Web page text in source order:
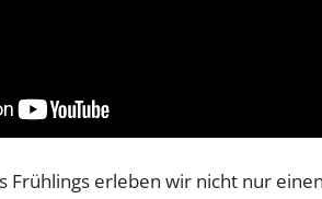
Frühlings erleben wir nicht nur